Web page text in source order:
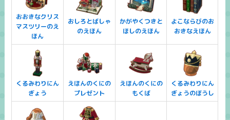
おおきなクリス
マスツリーのえ
ほん
おしろとばしゃ
のえほん
かがやくつきと
ほしのえほん
よこならびのお
おきなえほん
くるみわりにん
ぎょう
えほんのくにの
プレゼント
えほんのくにの
もくば
くるみわりにん
ぎょうのぼうし